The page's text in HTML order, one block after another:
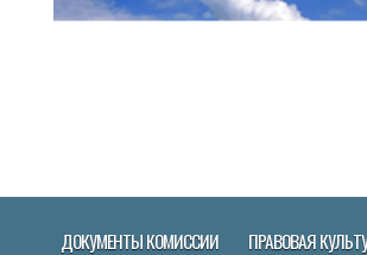
ДОКУМЕНТЫ КОМИССИИ ПРАВОВАЯ